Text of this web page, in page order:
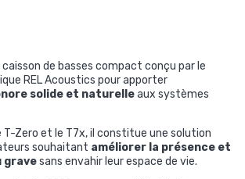
de basses compact conçu par le
REL Acoustics pour apporter
solide et naturelleaux systèmes
Zero et le T7x, il constitue une solution
souhaitant améliorer la présence et
gravesans envahir leur espace de vie.